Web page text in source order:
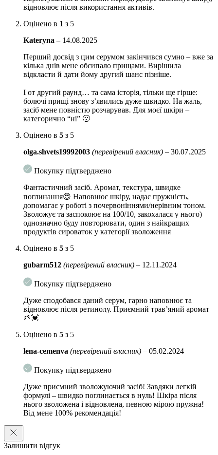
Лізат ферменту лактобактерійпідтримують природну
мікрофлору шкіри, покращують структуру колагену,
підвищуючи пружність шкіри. Покращують колір обличчя,
регулюють вироблення меланіну, освітлюють
Комплекс пептидівнормалізує вироблення колагену і
еластину, розгладжує шкіру, вирівнює рельєф. Покращує
Ніацинамід уповільнює доставку меланіну до епідермісу,
запобігає утворенню пігментних плям. Знижує чутливість
шкіри до зовнішніх подразників, сприяє виробництву
від пошкоджень, запобігає випаровуванню вологи і сприяє
гідроліпідний баланс.
Лізат ферменту біфідавідновлює мікрофлору епідермісу,
покращує регенерацію і оновлення клітин, підвищує захисні
властивості шкіри, утворює бар’єр, що перешкоджає впливу
агресивних чинників навколишнього середовища. Зупиняє
передчасне старіння шкіри, підсилює мікроциркуляцію і
сприяє синтезу колагену.
Лізат стрептококів
волокна епідермісу, покращує текстуру шкіри. Покращує
бар’єрні функції, підвищує імунітет, робить шкіру менш
реактивної.
6 видів гіалуронової кислот
епідермісу, активно зволожують клітини, сприяють
утриманню вологи в шкірі. Утворюють захисний шар, який
Гідролізований колаген
зсередини, зміцнює стінки клітин, покращує білковий
заломи.
Молочна кислотакрім легкого відлущування відмінно
зволожує шкіру і сприяє синтезу церамидов. За рахунок
цього зміцнюється ліпідний бар’єр шкіри і дрібні зморшки
розгладжуються, колір обличчя поліпшується.
пружною.
відновлює після використання активів.
Оцінено в 1 з 5
Kateryna – 14.08.2025
Перший досвід з цим серумом закінчився сумно – вже за
кілька днів мене обсипало прищами. Вирішила
відкласти й дати йому другий шанс пізніше.
І от другий раунд… та сама історія, тільки ще гірше:
болючі прищі знову з’явились дуже швидко. На жаль,
засіб мене повністю розчарував. Для моєї шкіри –
категорично “ні” 🙁
Оцінено в 5 з 5
olga.shvets19992003 (перевірений власник) – 30.07.2025
Покупку підтверджено
Фантастичний засіб. Аромат, текстура, швидке
поглинання😍 Наповнює шкіру, надає пружність,
допомагає у роботі з почервоніннями/нерівним тоном.
Зволожує та заспокоює на 100/10, закохалася у нього)
однозначно буду повторювати, один з найкращих
продуктів сироваток у категорії зволоження
Оцінено в 5 з 5
gubarm512 (перевірений власник) – 12.11.2024
Покупку підтверджено
Дуже сподобався даний серум, гарно наповнює та
відновлює після ретинолу. Приємний травʼяний аромат
🌱💓
Оцінено в 5 з 5
lena-cemenva (перевірений власник) – 05.02.2024
Покупку підтверджено
Дуже приємний зволожуючий засіб! Завдяки легкій
формулі – швидко поглинається в нуль! Шкіра після
нього зволожена і відновлена, певною мірою пружна!
Від мене 100% рекомендація!
Залишити відгук